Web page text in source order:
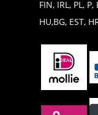
FIN, IRL, PL,
HU,BG, EST,